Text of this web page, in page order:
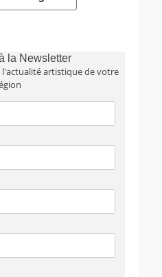
la Newsletter
l'actualité artistique de votre